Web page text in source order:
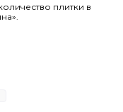
плитки в